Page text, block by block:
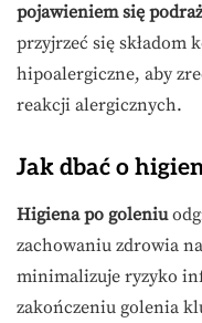
pojawieniem się
przyjrzeć się składom
hipoalergiczne, aby
reakcji alergicznych.
Jak dbać o
Higiena po goleniu
zachowaniu zdrowia
minimalizuje ryzyko
zakończeniu golenia